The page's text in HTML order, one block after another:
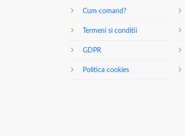
Cum comand?
Termeni si conditii
GDPR
Politica cookies